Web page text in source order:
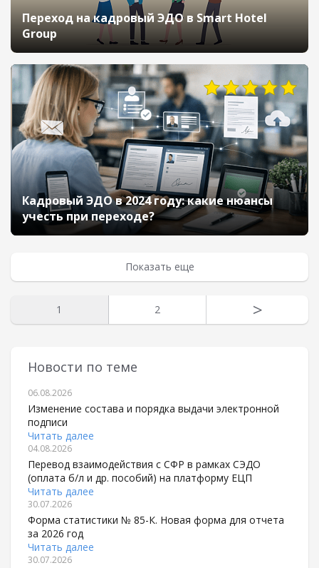
Переход на кадровый ЭДО в Smart Hotel
Group
Кадровый ЭДО в 2024 году: какие нюансы
учесть при переходе?
Показать еще
1 2 >
Новости по теме
06.08.2026
Изменение состава и порядка выдачи электронной
подписи
Читать далее
04.08.2026
Перевод взаимодействия с СФР в рамках СЭДО
(оплата б/л и др. пособий) на платформу ЕЦП
Читать далее
30.07.2026
Форма статистики № 85-К. Новая форма для отчета
за 2026 год
Читать далее
30.07.2026